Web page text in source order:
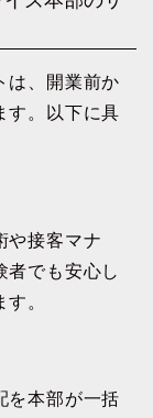
は、開業前か
す。以下に具
や接客マナ
者でも安心し
。
を本部が一括